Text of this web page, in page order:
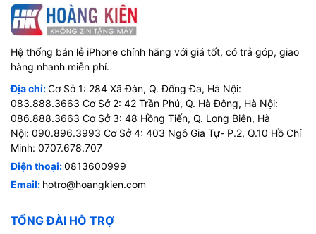
Hệ thống bán lẻ iPhone chính hãng với giá tốt, có trả góp, giao
hàng nhanh miễn phí.
Địa chỉ:Cơ Sở 1: 284 Xã Đàn, Q. Đống Đa, Hà Nội:
083.888.3663 Cơ Sở 2: 42 Trần Phú, Q. Hà Đông, Hà Nội:
086.888.3663 Cơ Sở 3: 48 Hồng Tiến, Q. Long Biên, Hà
Nội: 090.896.3993 Cơ Sở 4: 403 Ngô Gia Tự- P.2, Q.10 Hồ Chí
Minh: 0707.678.707
Điện thoại:0813600999
Email: hotro@hoangkien.com
TỔNG ĐÀI HỖ TRỢ